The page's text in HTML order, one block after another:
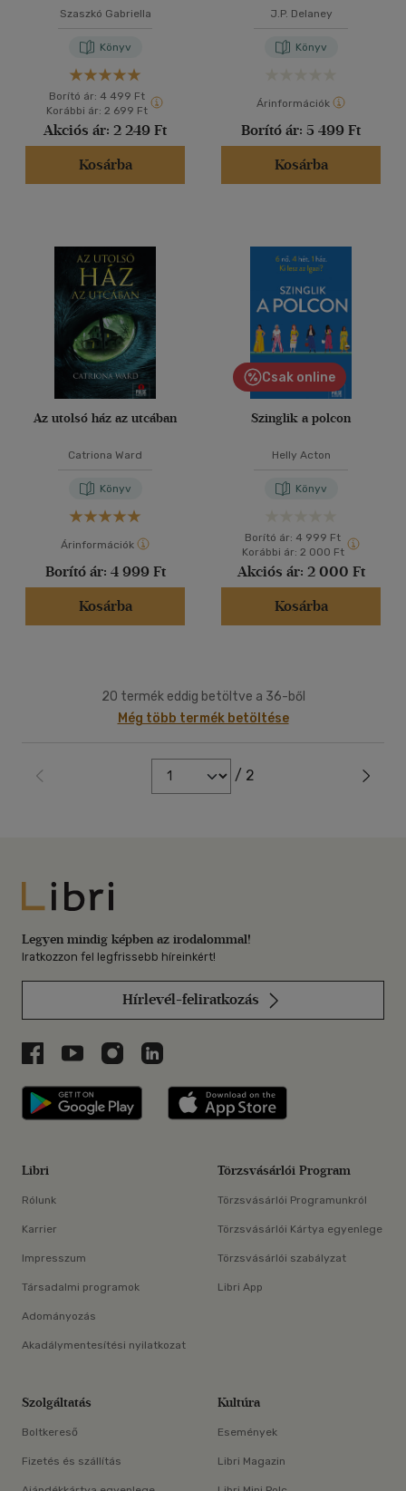
Szaszkó Gabriella
Könyv
Borító ár: 4 499 Ft
Korábbi ár: 2 699 Ft
Akciós ár: 2 249 Ft
Kosárba
J.P. Delaney
Könyv
Árinformációk
Borító ár: 5 499 Ft
Kosárba
Az utolsó ház az utcában
Catriona Ward
Könyv
Árinformációk
Borító ár: 4 999 Ft
Kosárba
Csak online
Szinglik a polcon
Helly Acton
Könyv
Borító ár: 4 999 Ft
Korábbi ár: 2 000 Ft
Akciós ár: 2 000 Ft
Kosárba
20 termék eddig betöltve a 36-ből
Még több termék betöltése
/ 2
Libri
Legyen mindig képben az irodalommal!
Iratkozzon fel legfrissebb híreinkért!
Hírlevél-feliratkozás
Libri a Facebookon
Libri a Youtube-on
Libri az Instagramon
Libri a LinkedInen
Libri applikáció Szerezd meg: Google
Libri
Rólunk
Karrier
Impresszum
Társadalmi programok
Adományozás
Akadálymentesítési nyilatkozat
Törzsvásárlói Program
Törzsvásárlói Programunkról
Törzsvásárlói Kártya egyenlege
Törzsvásárlói szabályzat
Libri App
Szolgáltatás
Boltkereső
Fizetés és szállítás
Kultúra
Események
Libri Magazin